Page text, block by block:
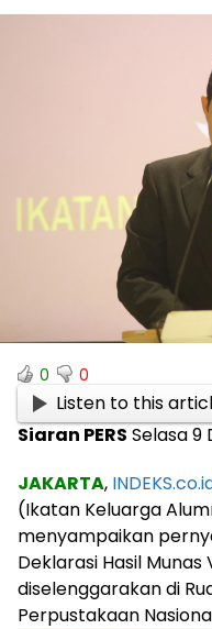
0 0
Listen to this
Siaran PERS Selasa 9
JAKARTA,
(Ikatan Keluarga
menyampaikan
Deklarasi Hasil Munas
diselenggarakan di
Perpustakaan